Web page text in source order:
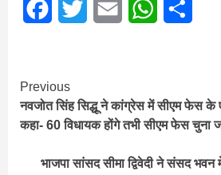
FacebookTwitter Email WhatsApp
Continue
Reading
Previous
नवजोत सिंह सिद्धू ने कांग्रेस में सीएम फेस
कहा- 60 विधायक होंगे तभी सीएम फेस चुना
भाजपा सांसद सीमा द्विवेदी ने संसद